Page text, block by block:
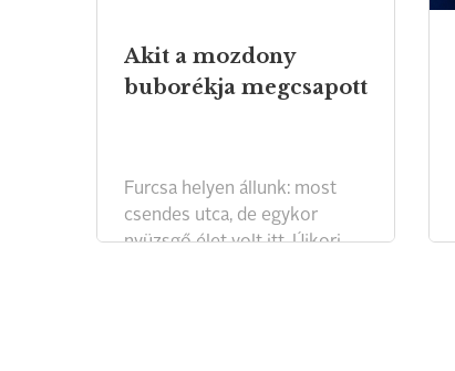
Akit a mozdony
buborékja megcsapott
Furcsa helyen állunk: most
csendes utca, de egykor
nyüzsgő élet volt itt. Újkori